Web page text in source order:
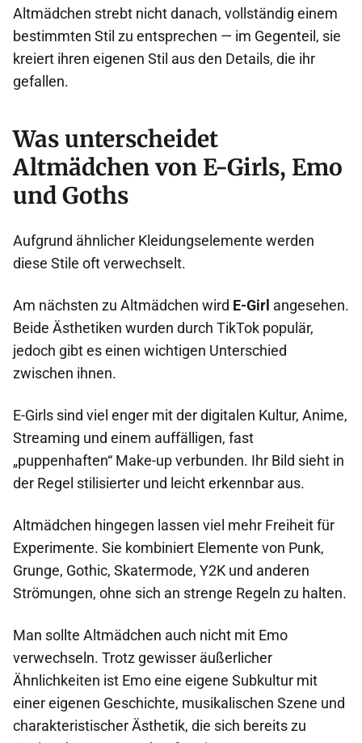
Altmädchen strebt nicht danach, vollständig einem
bestimmten Stil zu entsprechen — im Gegenteil, sie
kreiert ihren eigenen Stil aus den Details, die ihr
gefallen.
Was unterscheidet
Altmädchen von E-Girls, Emo
und Goths
Aufgrund ähnlicher Kleidungselemente werden
diese Stile oft verwechselt.
Am nächsten zu Altmädchen wird E-Girl angesehen.
Beide Ästhetiken wurden durch TikTok populär,
jedoch gibt es einen wichtigen Unterschied
zwischen ihnen.
E-Girls sind viel enger mit der digitalen Kultur, Anime,
Streaming und einem auffälligen, fast
„puppenhaften“ Make-up verbunden. Ihr Bild sieht in
der Regel stilisierter und leicht erkennbar aus.
Altmädchen hingegen lassen viel mehr Freiheit für
Experimente. Sie kombiniert Elemente von Punk,
Grunge, Gothic, Skatermode, Y2K und anderen
Strömungen, ohne sich an strenge Regeln zu halten.
Man sollte Altmädchen auch nicht mit Emo
verwechseln. Trotz gewisser äußerlicher
Ähnlichkeiten ist Emo eine eigene Subkultur mit
einer eigenen Geschichte, musikalischen Szene und
charakteristischer Ästhetik, die sich bereits zu